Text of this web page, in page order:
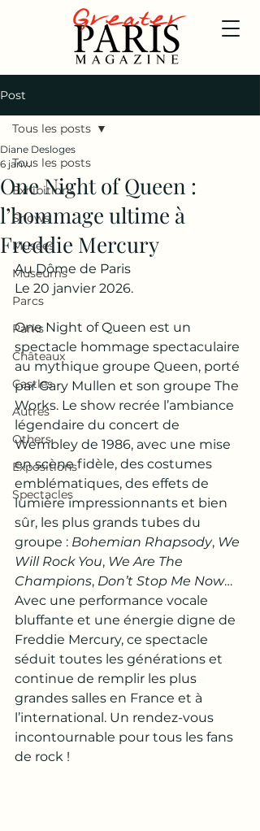
Post
Tous les posts
Exhibitions
Shows
Musées
Museums
Parcs
Parks
Châteaux
Castles
Autres
Others
Expositions
Spectacles
Tous les posts
One Night of Queen :
l’hommage ultime à
Freddie Mercury
Diane Desloges
6 janv.
Au Dôme de Paris
Le 20 janvier 2026.
One Night of Queen est un
spectacle hommage spectaculaire
au mythique groupe Queen, porté
par Gary Mullen et son groupe The
Works. Le show recrée l’ambiance
légendaire du concert de
Wembley de 1986, avec une mise
en scène fidèle, des costumes
emblématiques, des effets de
lumière impressionnants et bien
sûr, les plus grands tubes du
groupe : Bohemian Rhapsody, We
Will Rock You, We Are The
Champions, Don’t Stop Me Now…
Avec une performance vocale
bluffante et une énergie digne de
Freddie Mercury, ce spectacle
séduit toutes les générations et
continue de remplir les plus
grandes salles en France et à
l’international. Un rendez-vous
incontournable pour tous les fans
de rock !